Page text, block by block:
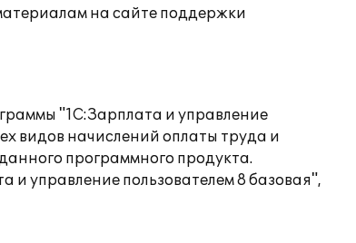
на сайте поддержки
"1С:Зарплата и управление
видов начислений оплаты труда и
программного продукта.
управление пользователем 8 базовая",